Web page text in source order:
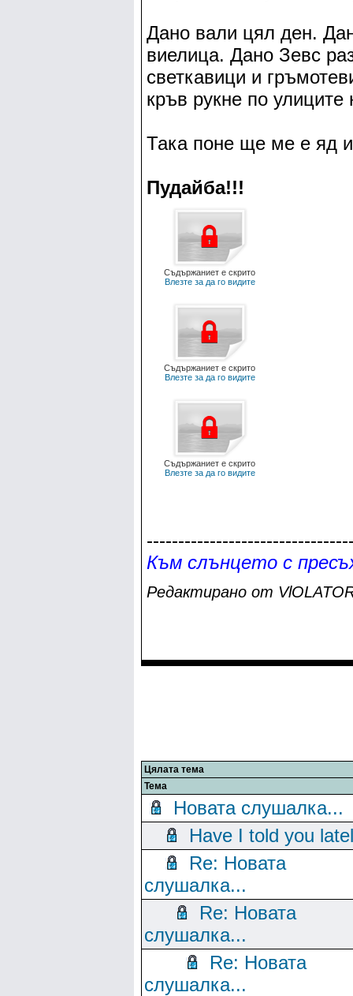
Дано вали цял ден.
виелица. Дано Зевс
светкавици и
кръв рукне по
Така поне ще ме е яд
Пудайба!!!
Съдържаниет е скрито
Влезте за да го видите
Съдържаниет е скрито
Влезте за да го видите
Съдържаниет е скрито
Влезте за да го видите
Към слънцето с
Редактирано от
Цялата тема
Тема
Новата слушалка...
Have I told you
Re: Новата
слушалка...
Re: Новата
слушалка...
Re: Новата
слушалка...